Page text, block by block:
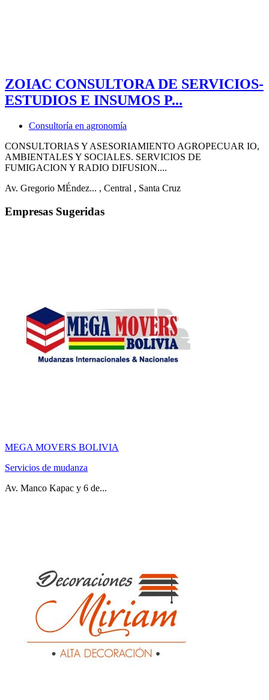
ZOIAC CONSULTORA DE SERVICIOS-
ESTUDIOS E INSUMOS P...
Consultoría en agronomía
CONSULTORIAS Y ASESORIAMIENTO AGROPECUAR IO,
AMBIENTALES Y SOCIALES. SERVICIOS DE
FUMIGACION Y RADIO DIFUSION....
Av. Gregorio MÉndez... , Central , Santa Cruz
Empresas Sugeridas
MEGA MOVERS BOLIVIA
Servicios de mudanza
Av. Manco Kapac y 6 de...